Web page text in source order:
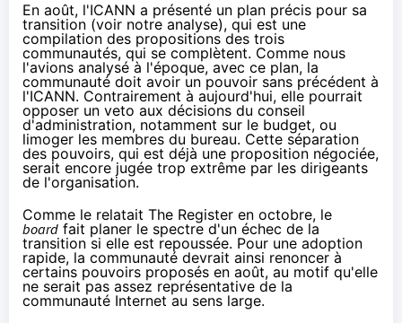
En août, l'ICANN a présenté un plan précis pour sa
transition (voir notre analyse), qui est une
compilation des propositions des trois
communautés, qui se complètent. Comme nous
l'avions analysé à l'époque, avec ce plan, la
communauté doit avoir un pouvoir sans précédent à
l'ICANN. Contrairement à aujourd'hui, elle pourrait
opposer un veto aux décisions du conseil
d'administration, notamment sur le budget, ou
limoger les membres du bureau. Cette séparation
des pouvoirs, qui est déjà une proposition négociée,
serait encore jugée trop extrême par les dirigeants
de l'organisation.
Comme le relatait The Register en octobre, le
board fait planer le spectre d'un échec de la
transition si elle est repoussée. Pour une adoption
rapide, la communauté devrait ainsi renoncer à
certains pouvoirs proposés en août, au motif qu'elle
ne serait pas assez représentative de la
communauté Internet au sens large.